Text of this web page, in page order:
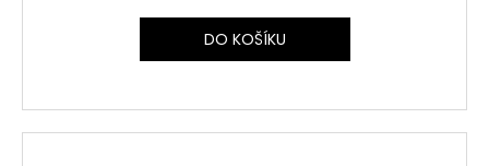
DO KOŠÍKU